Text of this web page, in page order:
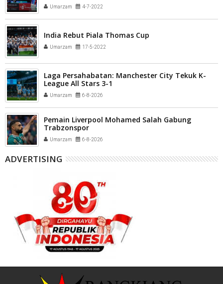
Umarzam 4-7-2022
India Rebut Piala Thomas Cup
Umarzam 17-5-2022
Laga Persahabatan: Manchester City Tekuk K-
League All Stars 3-1
Umarzam 6-8-2026
Pemain Liverpool Mohamed Salah Gabung
Trabzonspor
Umarzam 6-8-2026
ADVERTISING